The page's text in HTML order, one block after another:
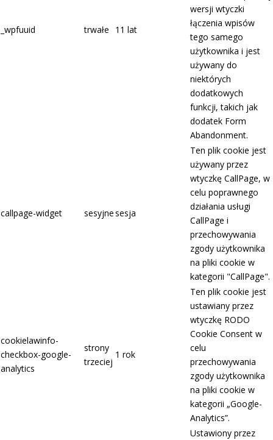
_wpfuuid trwałe 11 lat
wersji wtyczki
łączenia wpisów
tego samego
użytkownika i jest
używany do
niektórych
dodatkowych
funkcji, takich jak
dodatek Form
Abandonment.
callpage-widget sesyjnesesja
Ten plik cookie jest
używany przez
wtyczkę CallPage, w
celu poprawnego
działania usługi
CallPage i
przechowywania
zgody użytkownika
na pliki cookie w
kategorii "CallPage".
cookielawinfo-
checkbox-google-
analytics
strony
trzeciej
1 rok
Ten plik cookie jest
ustawiany przez
wtyczkę RODO
Cookie Consent w
celu
przechowywania
zgody użytkownika
na pliki cookie w
kategorii „Google-
Analytics”.
Ustawiony przez